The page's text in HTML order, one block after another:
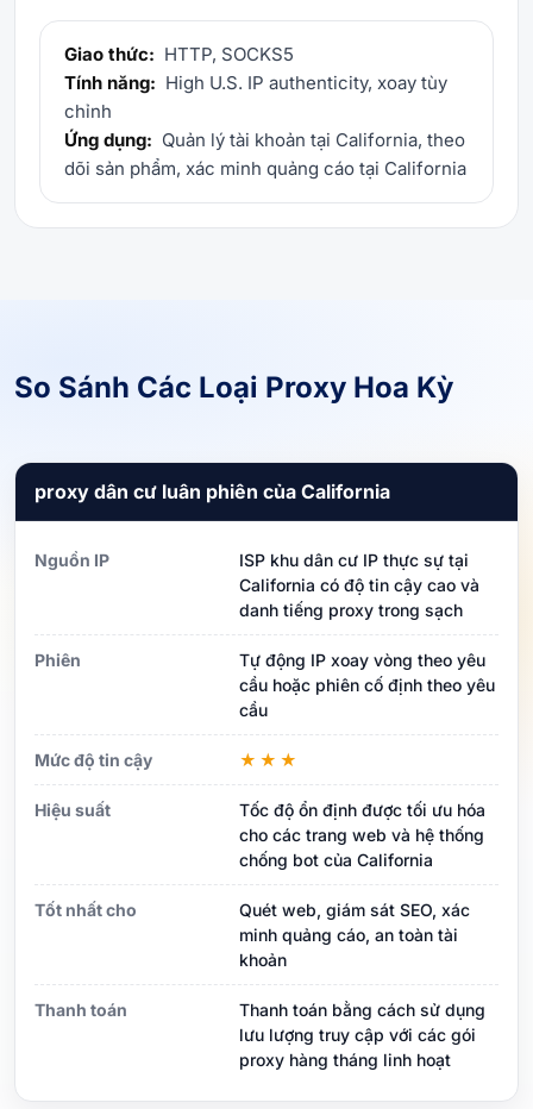
Giao thức: HTTP, SOCKS5
Tính năng: High U.S. IP authenticity, xoay tùy
chỉnh
Ứng dụng: Quản lý tài khoản tại California, theo
dõi sản phẩm, xác minh quảng cáo tại California
So Sánh Các Loại Proxy Hoa Kỳ
proxy dân cư luân phiên của California
Nguồn IP
ISP khu dân cư IP thực sự tại
California có độ tin cậy cao và
danh tiếng proxy trong sạch
Phiên
Tự động IP xoay vòng theo yêu
cầu hoặc phiên cố định theo yêu
cầu
Mức độ tin cậy ★★★
Hiệu suất
Tốc độ ổn định được tối ưu hóa
cho các trang web và hệ thống
chống bot của California
Tốt nhất cho
Quét web, giám sát SEO, xác
minh quảng cáo, an toàn tài
khoản
Thanh toán
Thanh toán bằng cách sử dụng
lưu lượng truy cập với các gói
proxy hàng tháng linh hoạt